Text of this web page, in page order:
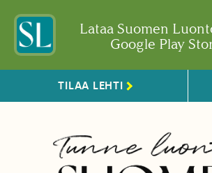
Lataa Suomen
Google Play
TILAA LEHTI